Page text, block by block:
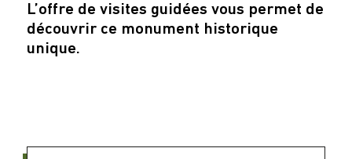
L’offre de visites guidées vous permet de
découvrir ce monument historique
unique.